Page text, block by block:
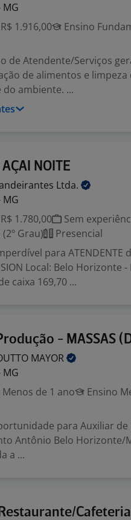
1.916,00
Ensino
de Atendente/Serviços
de alimentos e limpeza
ambiente. ...
NOITE
Ltda.
1.780,00
Sem
Grau)
Presencial
para ATENDENTE
Local: Belo Horizonte
caixa 169,70 ...
- MASSAS
MAYOR
Menos de 1 ano
Ensino
para Auxiliar de
Antônio Belo Horizonte/
a ...